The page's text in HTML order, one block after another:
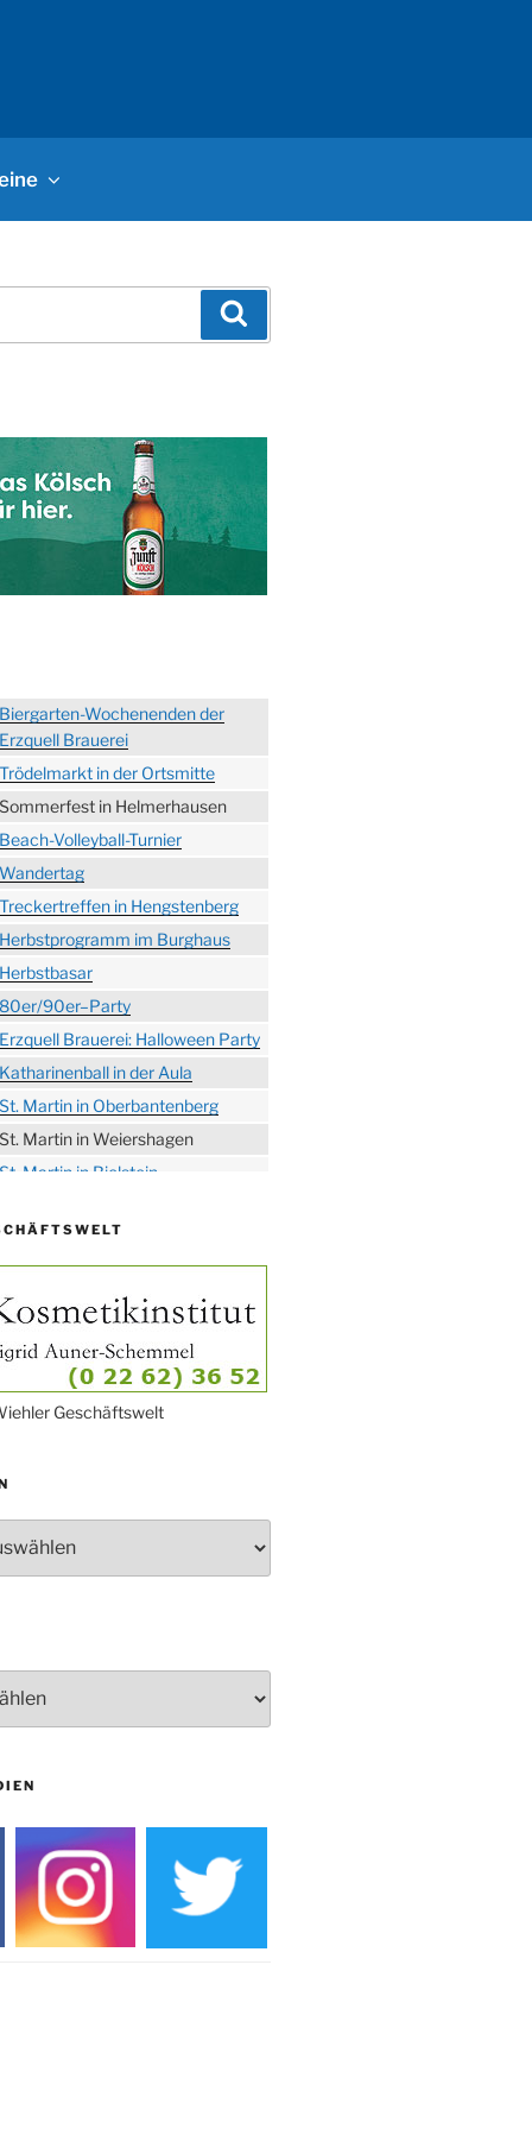
Biergarten-Wochenenden der
Erzquell Brauerei
Trödelmarkt in der Ortsmitte
Sommerfest in Helmerhausen
Beach-Volleyball-Turnier
Wandertag
Treckertreffen in Hengstenberg
Herbstprogramm im Burghaus
Herbstbasar
80er/90er–Party
Erzquell Brauerei: Halloween Party
Katharinenball in der Aula
St. Martin in Oberbantenberg
St. Martin in Weiershagen
St. Martin in Bielstein
der Tollitäten
Bielsteiner Männerchor
am Ehrenmal
Oberbantenberger Kirche
Frauenchor
Oberbantenberg
im Ev. Gemeindehaus
Burghaus
rund um die
Geschäftswelt